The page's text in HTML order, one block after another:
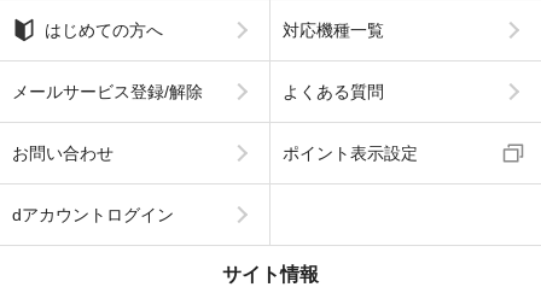
はじめての方へ 対応機種一覧
メールサービス登録/解除 よくある質問
お問い合わせ ポイント表示設定
dアカウントログイン
サイト情報